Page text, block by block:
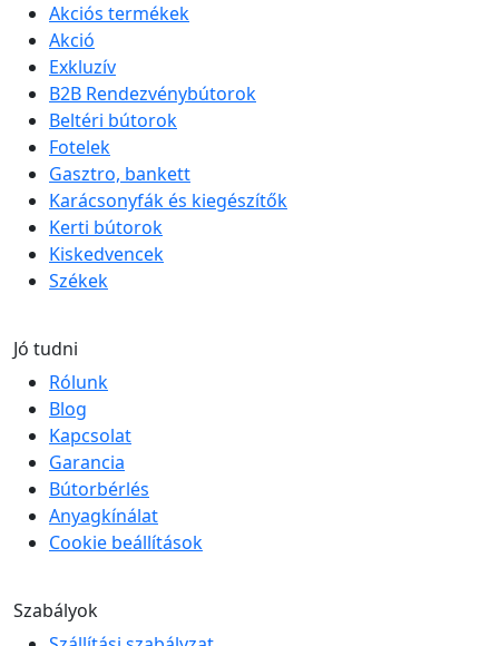
Akciós termékek
Akció
Exkluzív
B2B Rendezvénybútorok
Beltéri bútorok
Fotelek
Gasztro, bankett
Karácsonyfák és kiegészítők
Kerti bútorok
Kiskedvencek
Székek
Jó tudni
Rólunk
Blog
Kapcsolat
Garancia
Bútorbérlés
Anyagkínálat
Cookie beállítások
Szabályok